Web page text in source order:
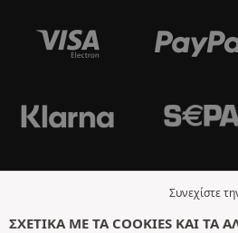
Συνεχίστε
ΣΧΕΤΙΚΆ ΜΕ ΤΑ COOKIES ΚΑΙ ΤΑ